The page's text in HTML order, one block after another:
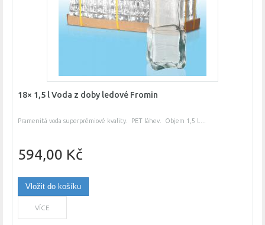
18× 1,5 l Voda z doby ledové Fromin
Pramenitá voda superprémiové kvality. PET láhev. Objem 1,5 l....
594,00 Kč
Vložit do košíku
VÍCE